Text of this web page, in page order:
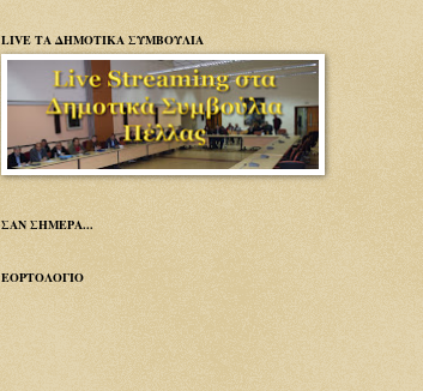
LIVE ΤΑ ΔΗΜΟΤΙΚΑ ΣΥΜΒΟΥΛΙΑ
ΣΑΝ ΣΗΜΕΡΑ...
ΕΟΡΤΟΛΟΓΙΟ